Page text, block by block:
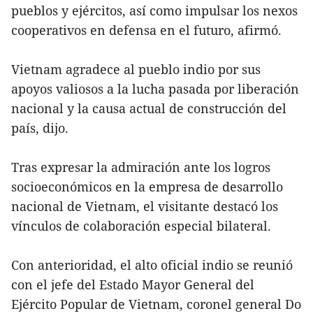
pueblos y ejércitos, así como impulsar los nexos
cooperativos en defensa en el futuro, afirmó.
Vietnam agradece al pueblo indio por sus
apoyos valiosos a la lucha pasada por liberación
nacional y la causa actual de construcción del
país, dijo.
Tras expresar la admiración ante los logros
socioeconómicos en la empresa de desarrollo
nacional de Vietnam, el visitante destacó los
vínculos de colaboración especial bilateral.
Con anterioridad, el alto oficial indio se reunió
con el jefe del Estado Mayor General del
Ejército Popular de Vietnam, coronel general Do